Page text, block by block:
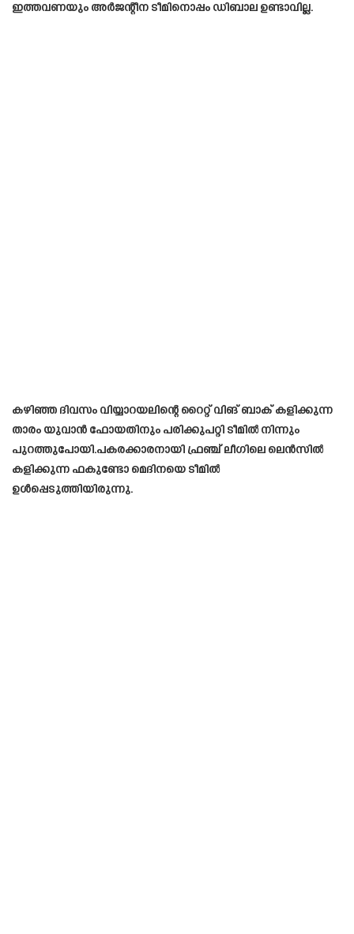
ഇത്തവണയും അർജന്റീന ടീമിനൊപ്പം ഡിബാല ഉണ്ടാവില്ല.
കഴിഞ്ഞ ദിവസം വിയ്യാറയലിന്റെ റൈറ്റ് വിങ് ബാക് കളിക്കുന്ന
താരം യുവാൻ ഫോയതിനും പരിക്കുപറ്റി ടീമിൽ നിന്നും
പുറത്തുപോയി.പകരക്കാരനായി ഫ്രഞ്ച് ലീഗിലെ ലെൻസിൽ
കളിക്കുന്ന ഫകുണ്ടോ മെദിനയെ ടീമിൽ
ഉൾപ്പെടുത്തിയിരുന്നു.